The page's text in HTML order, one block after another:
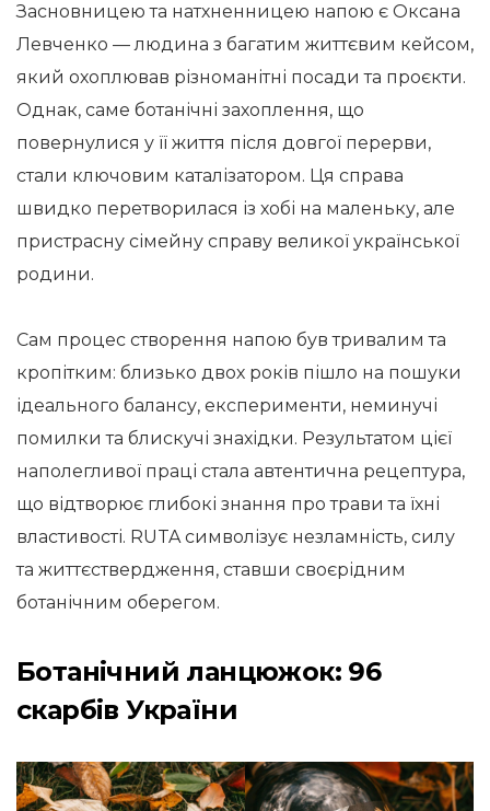
Засновницею та натхненницею напою є Оксана
Левченко — людина з багатим життєвим кейсом,
який охоплював різноманітні посади та проєкти.
Однак, саме ботанічні захоплення, що
повернулися у її життя після довгої перерви,
стали ключовим каталізатором. Ця справа
швидко перетворилася із хобі на маленьку, але
пристрасну сімейну справу великої української
родини.
Сам процес створення напою був тривалим та
кропітким: близько двох років пішло на пошуки
ідеального балансу, експерименти, неминучі
помилки та блискучі знахідки. Результатом цієї
наполегливої праці стала автентична рецептура,
що відтворює глибокі знання про трави та їхні
властивості. RUTA символізує незламність, силу
та життєствердження, ставши своєрідним
ботанічним оберегом.
Ботанічний ланцюжок: 96
скарбів України